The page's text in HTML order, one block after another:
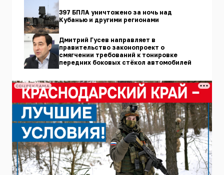
397 БПЛА уничтожено за ночь над
Кубанью и другими регионами
Дмитрий Гусев направляет в
правительство законопроект о
смягчении требований к тонировке
передних боковых стёкол автомобилей
СОЦРЕКЛАМА